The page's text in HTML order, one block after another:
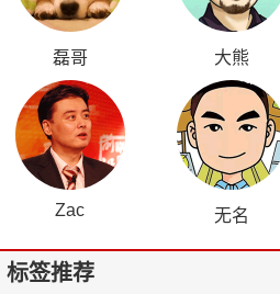
磊哥 大熊
Zac 无名
标签推荐